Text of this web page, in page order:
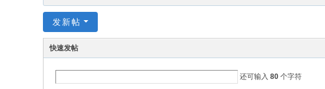
发新帖
快速发帖
还可输入 80 个字符